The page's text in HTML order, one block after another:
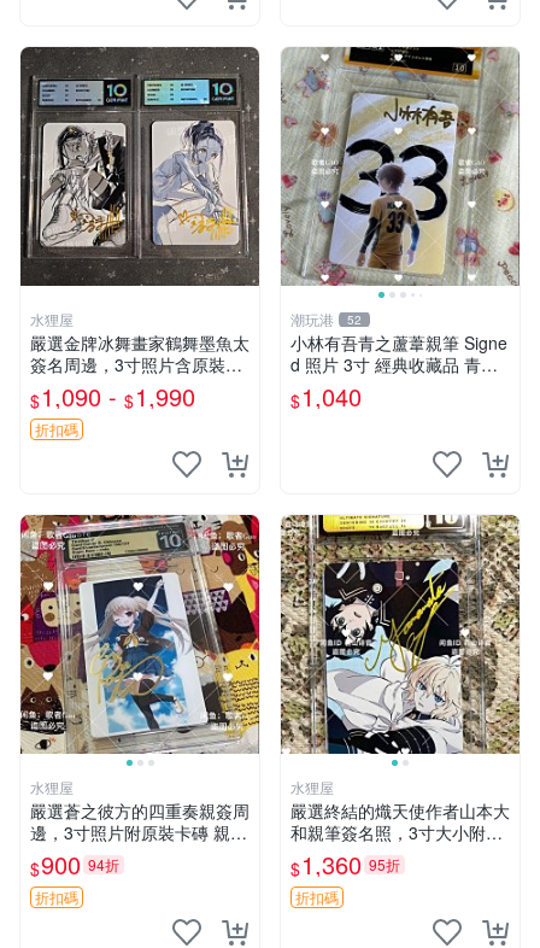
水狸屋
嚴選金牌冰舞畫家鶴舞墨魚太
簽名周邊，3寸照片含原裝卡
磚。收藏自用，面簽確保證
實。 冰舞 簽名 周邊
$1,090 - $1,990
折扣碼
潮玩港 52
小林有吾青之蘆葦親筆 Signe
d 照片 3寸 經典收藏品 青之
蘆葦限量版 周邊 相框裝裱 青
之蘆葦 簽名照 小林有吾
$1,040
水狸屋
嚴選蒼之彼方的四重奏親簽周
邊，3寸照片附原裝卡磚 親簽
照 收藏級 影印品 杜蕾斯相紙
質地 限量版 Aokana Four Rh
ythm 藍光紀念照 簽名
$900 94折
折扣碼
水狸屋
嚴選終結的熾天使作者山本大
和親筆簽名照，3寸大小附原
裝卡磚 終結的熾天使 簽名照
片 親筆簽名周邊
$1,360 95折
折扣碼